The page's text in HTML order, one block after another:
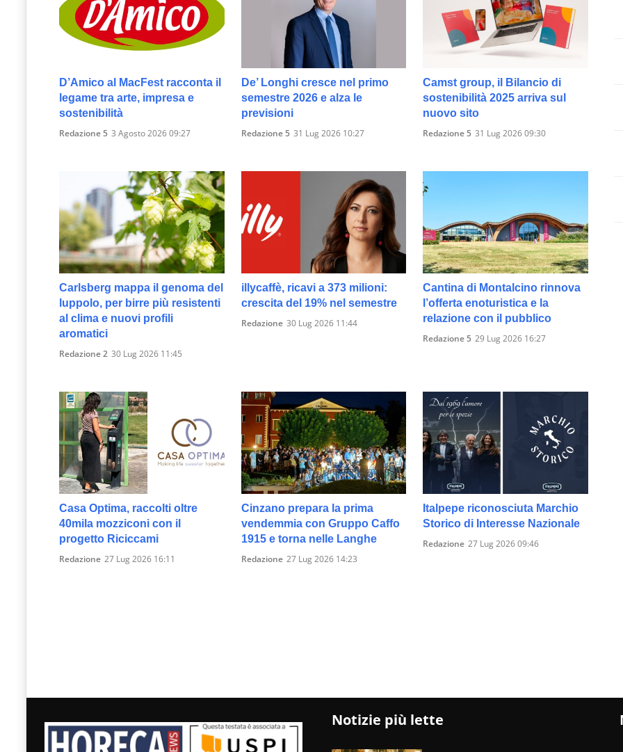
D’Amico al MacFest racconta il
legame tra arte, impresa e
sostenibilità
Redazione 5 3 Agosto 2026 09:27
De’ Longhi cresce nel primo
semestre 2026 e alza le
previsioni
Redazione 5 31 Lug 2026 10:27
Camst group, il Bilancio di
sostenibilità 2025 arriva sul
nuovo sito
Redazione 5 31 Lug 2026 09:30
Carlsberg mappa il genoma del
luppolo, per birre più resistenti
al clima e nuovi profili
aromatici
Redazione 2 30 Lug 2026 11:45
illycaffè, ricavi a 373 milioni:
crescita del 19% nel semestre
Redazione 30 Lug 2026 11:44
Cantina di Montalcino rinnova
l’offerta enoturistica e la
relazione con il pubblico
Redazione 5 29 Lug 2026 16:27
Casa Optima, raccolti oltre
40mila mozziconi con il
progetto Riciccami
Redazione 27 Lug 2026 16:11
Cinzano prepara la prima
vendemmia con Gruppo Caffo
1915 e torna nelle Langhe
Redazione 27 Lug 2026 14:23
Italpepe riconosciuta Marchio
Storico di Interesse Nazionale
Redazione 27 Lug 2026 09:46
Notizie più lette